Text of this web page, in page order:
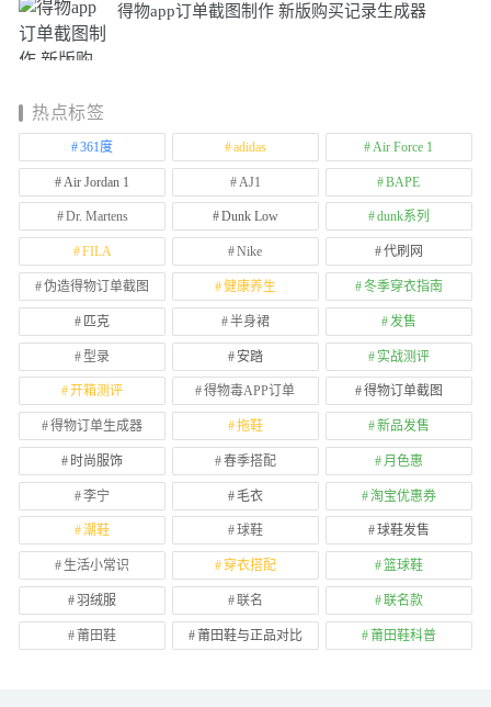
得物app订单截图制作 新版购买记录生成器
热点标签
361度 adidas Air Force 1
Air Jordan 1 AJ1 BAPE
Dr. Martens Dunk Low dunk系列
FILA Nike 代刷网
伪造得物订单截图 健康养生 冬季穿衣指南
匹克 半身裙 发售
型录 安踏 实战测评
开箱测评 得物毒APP订单 得物订单截图
得物订单生成器 拖鞋 新品发售
时尚服饰 春季搭配 月色惠
李宁 毛衣 淘宝优惠券
潮鞋 球鞋 球鞋发售
生活小常识 穿衣搭配 篮球鞋
羽绒服 联名 联名款
莆田鞋 莆田鞋与正品对比 莆田鞋科普